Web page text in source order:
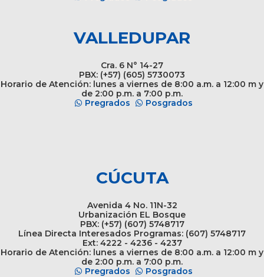
VALLEDUPAR
Cra. 6 N° 14-27
PBX: (+57) (605) 5730073
Horario de Atención: lunes a viernes de 8:00 a.m. a 12:00 m y
de 2:00 p.m. a 7:00 p.m.
Pregrados
Posgrados
CÚCUTA
Avenida 4 No. 11N-32
Urbanización EL Bosque
PBX: (+57) (607) 5748717
Línea Directa Interesados Programas: (607) 5748717
Ext: 4222 - 4236 - 4237
Horario de Atención: lunes a viernes de 8:00 a.m. a 12:00 m y
de 2:00 p.m. a 7:00 p.m.
Pregrados
Posgrados